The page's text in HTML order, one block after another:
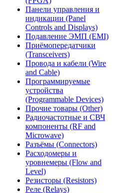
Панели управления и
индикации (Panel
Controls and Displays)
Подавление ЭМП (EMI)
Приёмопередатчики
(Transceivers)
Провода и кабели (Wire
and Cable)
Программируемые
устройства
(Programmable Devices)
Прочие товары (Other)
Радиочастотные и СВЧ
компоненты (RF and
Microwave)
Разъёмы (Connectors)
Расходомеры и
уровнемеры (Flow and
Level)
Резисторы (Resistors)
Реле (Relays)